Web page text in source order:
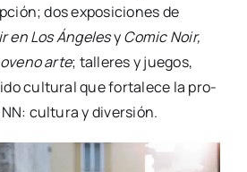
dos expo­si­cio­nes de
en Los Ánge­lesyComic Noir,
arte; talle­res y jue­gos,
cul­tu­ral que for­ta­le­ce la pro­
cul­tu­ra y diver­sión.